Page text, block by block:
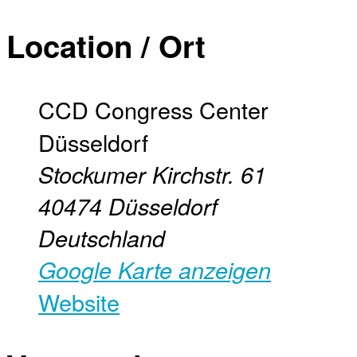
Location / Ort
CCD Congress Center
Düsseldorf
Stockumer Kirchstr. 61
40474 Düsseldorf
Deutschland
Google Karte anzeigen
Website